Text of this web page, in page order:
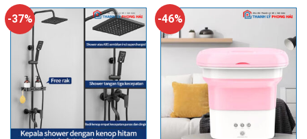
480,000₫.
300,000₫.
-37% -46%